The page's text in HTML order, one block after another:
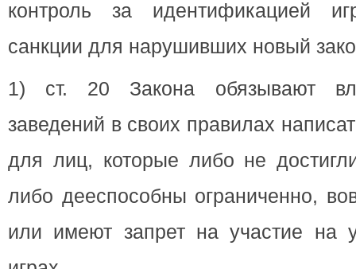
контроль за идентификацией
санкции для нарушивших новый
1) ст. 20 Закона обязывают
заведений в своих правилах
для лиц, которые либо не
либо дееспособны ограниченно,
или имеют запрет на участие на